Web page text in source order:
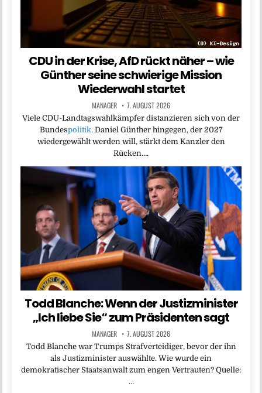
CDU in der Krise, AfD rückt näher – wie
Günther seine schwierige Mission
Wiederwahl startet
MANAGER 7. AUGUST 2026
Viele CDU-Landtagswahlkämpfer distanzieren sich von der
Bundespolitik. Daniel Günther hingegen, der 2027
wiedergewählt werden will, stärkt dem Kanzler den
Rücken….
Todd Blanche: Wenn der Justizminister
„Ich liebe Sie“ zum Präsidenten sagt
MANAGER 7. AUGUST 2026
Todd Blanche war Trumps Strafverteidiger, bevor der ihn
als Justizminister auswählte. Wie wurde ein
demokratischer Staatsanwalt zum engen Vertrauten? Quelle:
…